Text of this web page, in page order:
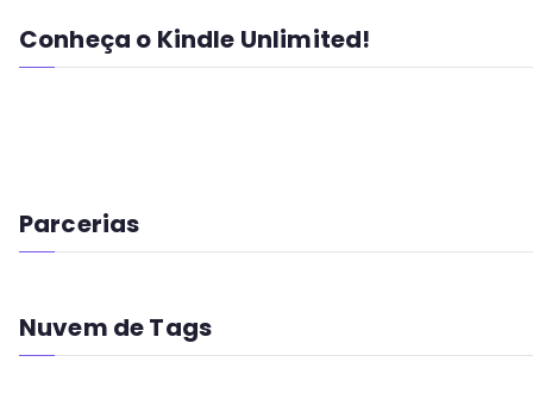
Conheça o Kindle Unlimited!
Parcerias
Nuvem de Tags